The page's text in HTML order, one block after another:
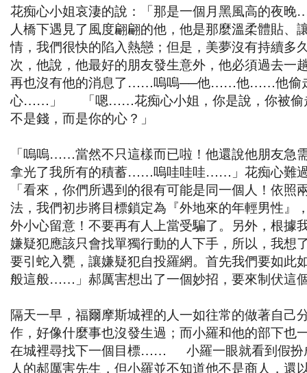
花痴心小姐哀淒的說：「那是一個月黑風高的夜
人橋下遇見了風度翩翩的他，他是那麼溫柔體貼、
情，我們很快的陷入熱戀；但是，美夢沒有持續
次，他說，他最好的朋友發生意外，他必須過去一
再也沒有他的消息了……嗚嗚──他……他……他偷
心……」 「嗯……花痴心小姐，你是說，你被偷
不是錢，而是你的心？」
「嗚嗚……當然不只這樣而已啦！他還說他朋友急
拿光了我所有的積蓄……嗚哇哇哇……」花痴心
「看來，你們所遇到的很有可能是同一個人！依照
法，我們初步將目標鎖定為『外地來的年輕男性』
外小心留意！不要再有人上當受騙了。另外，根據
嫌疑犯應該只會找單獨行動的人下手，所以，我想
要引蛇入甕，讓嫌疑犯自投羅網。首先我們要如
般這般……」郝厲害想出了一個妙招，要來制伏這
隔天一早，福爾摩斯城裡的人一如往常的做著自己
作，好像什麼事也沒發生過；而小羅和他的部下也
在城裡尋找下一個目標…… 小羅一眼就看到假扮
人的郝厲害先生，但小羅並不知道他不是商人，還